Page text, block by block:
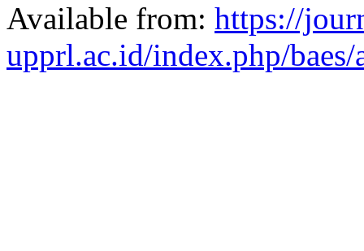
Available from: https://
upprl.ac.id/index.php/